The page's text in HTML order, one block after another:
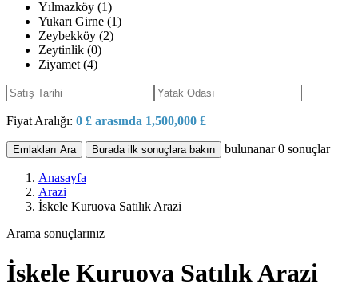
Yılmazköy (1)
Yukarı Girne (1)
Zeybekköy (2)
Zeytinlik (0)
Ziyamet (4)
Fiyat Aralığı: 0 £ arasında 1,500,000 £
Emlakları Ara Burada ilk sonuçlara bakın bulunanar0 sonuçlar
Anasayfa
Arazi
İskele Kuruova Satılık Arazi
Arama sonuçlarınız
İskele Kuruova Satılık Arazi